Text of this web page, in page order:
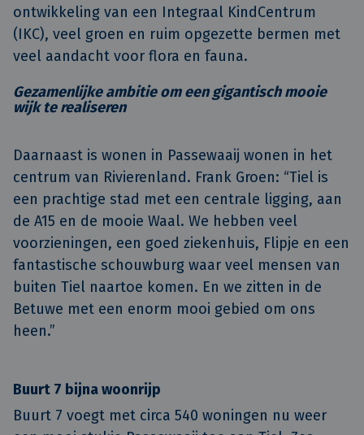
ontwikkeling van een Integraal KindCentrum
(IKC), veel groen en ruim opgezette bermen met
veel aandacht voor flora en fauna.
Gezamenlijke ambitie om een gigantisch mooie
wijk te realiseren
Daarnaast is wonen in Passewaaij wonen in het
centrum van Rivierenland. Frank Groen: “Tiel is
een prachtige stad met een centrale ligging, aan
de A15 en de mooie Waal. We hebben veel
voorzieningen, een goed ziekenhuis, Flipje en een
fantastische schouwburg waar veel mensen van
buiten Tiel naartoe komen. En we zitten in de
Betuwe met een enorm mooi gebied om ons
heen.”
Buurt 7 bijna woonrijp
Buurt 7 voegt met circa 540 woningen nu weer